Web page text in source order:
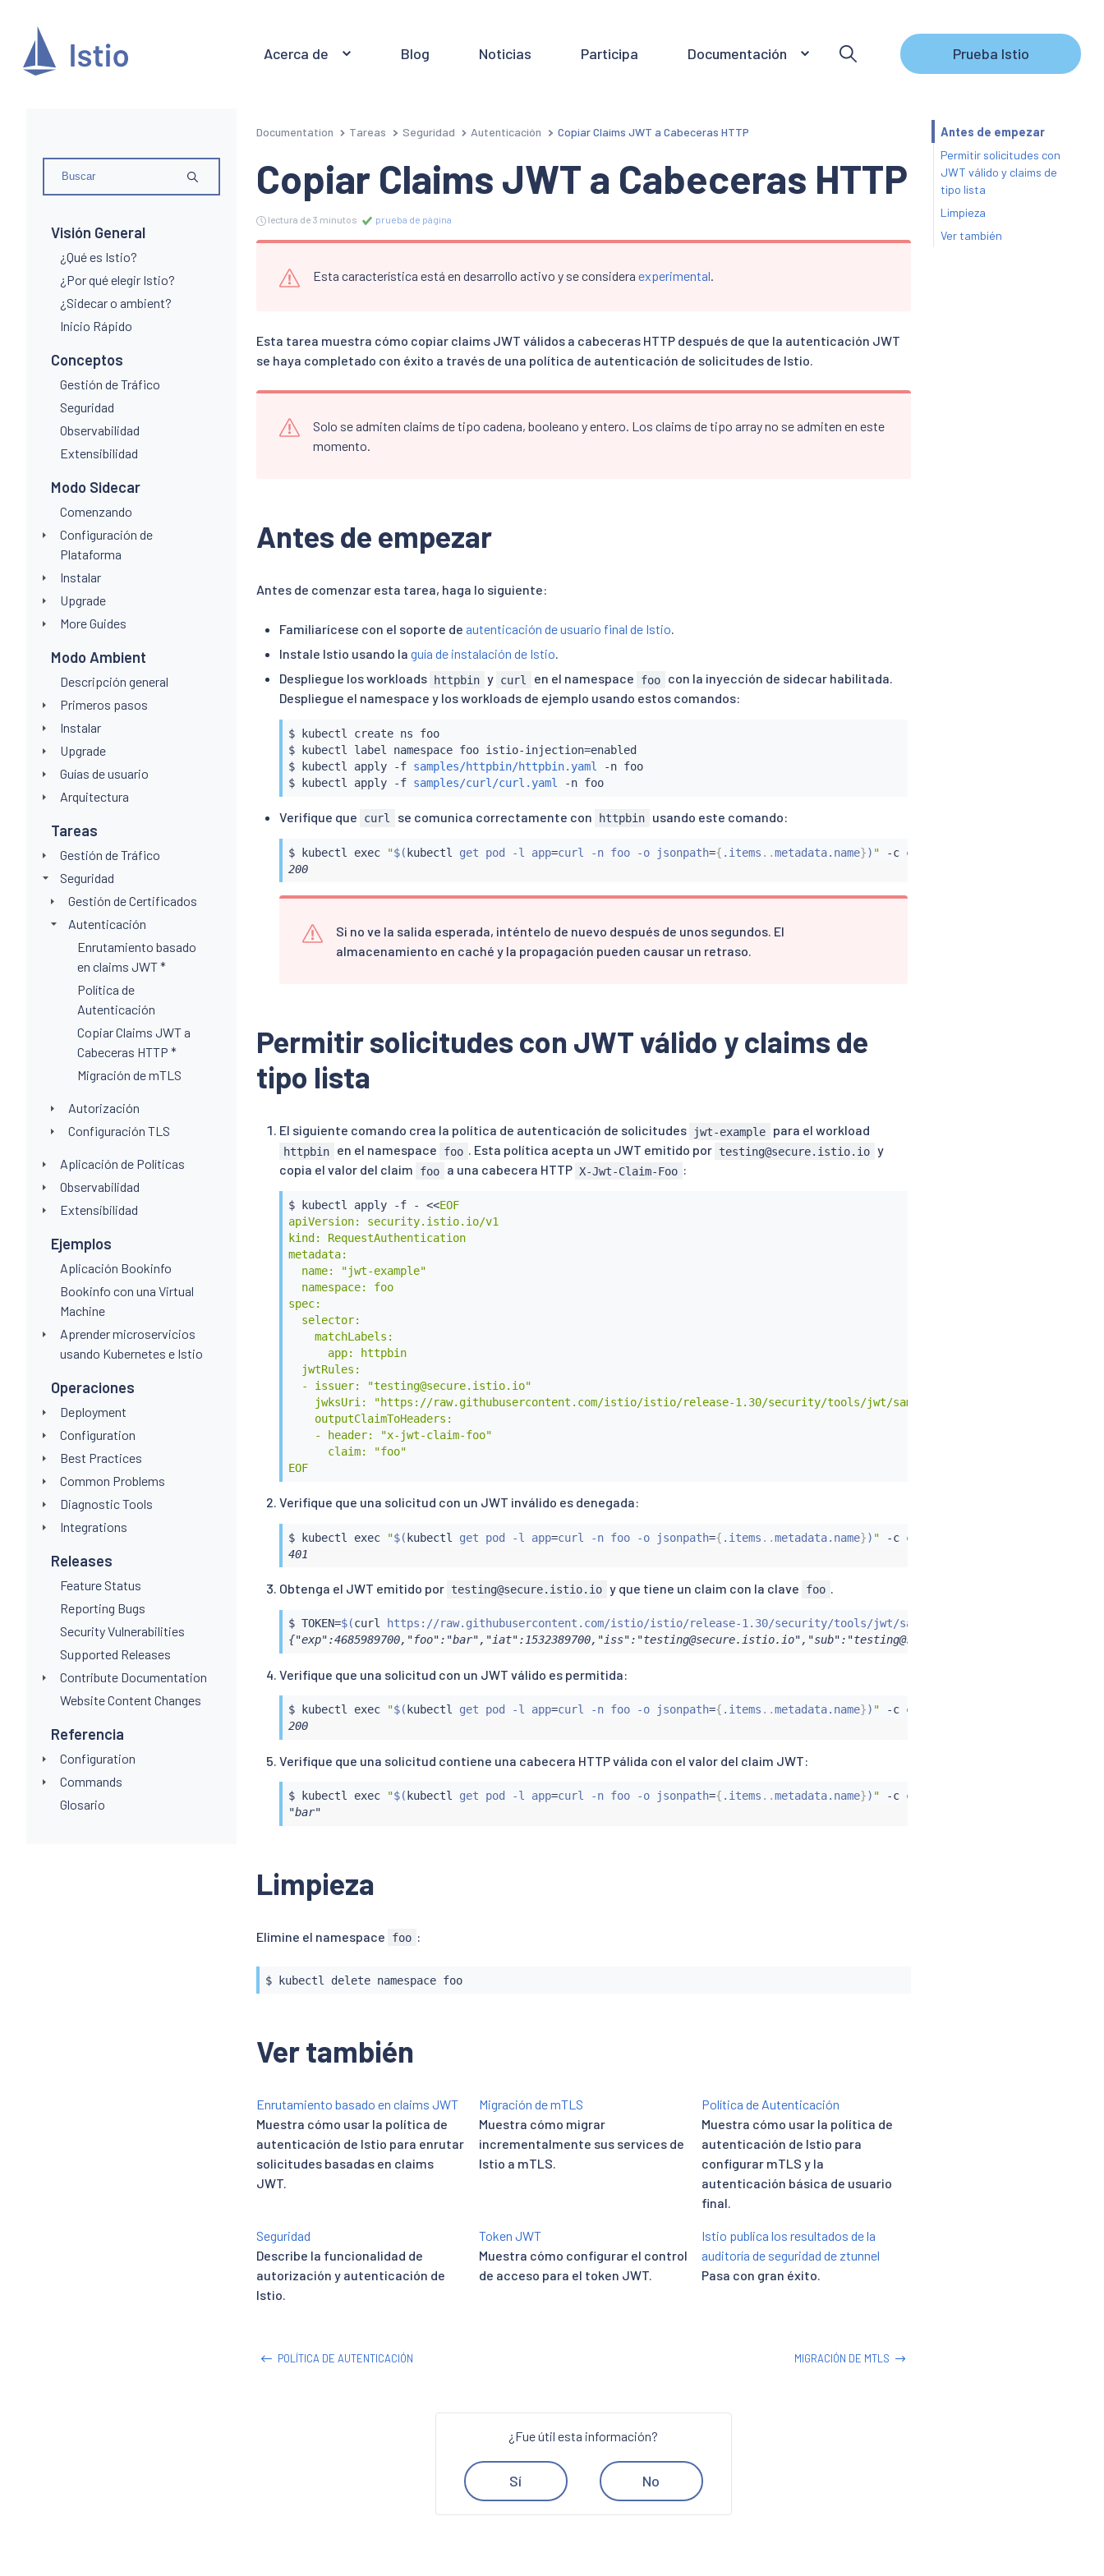
Acerca de Blog Noticias Participa Documentación Prueba Istio
Visión General
¿Qué es Istio?
¿Por qué elegir Istio?
¿Sidecar o ambient?
Inicio Rápido
Conceptos
Gestión de Tráfico
Seguridad
Observabilidad
Extensibilidad
Modo Sidecar
Comenzando
Configuración de
Plataforma
Instalar
Upgrade
More Guides
Modo Ambient
Descripción general
Primeros pasos
Instalar
Upgrade
Guías de usuario
Arquitectura
Tareas
Gestión de Tráfico
Seguridad
Gestión de Certificados
Autenticación
Enrutamiento basado
en claims JWT *
Política de
Autenticación
Copiar Claims JWT a
Cabeceras HTTP *
Migración de mTLS
Autorización
Configuración TLS
Aplicación de Políticas
Observabilidad
Extensibilidad
Ejemplos
Aplicación Bookinfo
Bookinfo con una Virtual
Machine
Aprender microservicios
usando Kubernetes e Istio
Operaciones
Deployment
Configuration
Best Practices
Common Problems
Diagnostic Tools
Integrations
Releases
Feature Status
Reporting Bugs
Security Vulnerabilities
Supported Releases
Contribute Documentation
Website Content Changes
Referencia
Configuration
Commands
Glosario
Documentation Tareas Seguridad Autenticación Copiar Claims JWT a Cabeceras HTTP
Copiar Claims JWT a Cabeceras HTTP
lectura de 3 minutos prueba de página
Esta característica está en desarrollo activo y se considera experimental.
Esta tarea muestra cómo copiar claims JWT válidos a cabeceras HTTP después de que la autenticación JWT
se haya completado con éxito a través de una política de autenticación de solicitudes de Istio.
Solo se admiten claims de tipo cadena, booleano y entero. Los claims de tipo array no se admiten en este
momento.
Antes de empezar
Antes de comenzar esta tarea, haga lo siguiente:
Familiarícese con el soporte de autenticación de usuario final de Istio
Instale Istio usando la guía de instalación de Istio.
Despliegue los workloads httpbin y curl en el namespace foo
con la inyección de sidecar habilitada.
Despliegue el namespace y los workloads de ejemplo usando estos comandos:
$ kubectl
create ns foo
$
kubectl label namespace foo istio-injection=enabled
$
kubectl apply -f samples/httpbin/httpbin.yaml
-n foo
$
kubectl apply -f samples/curl/curl.yaml -n foo
Verifique que curl se comunica correctamente con httpbin usando este comando:
$ kubectl exec "$(kubectl get pod -l app=curl -n foo -o jsonpath={ .items ..metadata.name}) " -c curl
200
Si no ve la salida esperada, inténtelo de nuevo después de unos segundos. El
almacenamiento en caché y la propagación pueden causar un retraso.
Permitir solicitudes con JWT válido y claims de
tipo lista
El siguiente comando crea la política de autenticación de solicitudes jwt-example para el workload
httpbin en el namespace foo . Esta política acepta un JWT emitido por testing@secure.istio.io y
copia el valor del claim
foo a una cabecera HTTP X-Jwt-Claim-Foo :
$ kubectl apply -f - <<EOF
apiVersion: security.istio.io/v1
kind: RequestAuthentication
metadata:
  name: "jwt-example"
  namespace: foo
spec:
  selector:
    matchLabels:
      app: httpbin
  jwtRules:
  - issuer: "testing@secure.istio.io"
    jwksUri: "https://raw.githubusercontent.com/istio/istio/release-1.30/security/tools/jwt/samples/jwks.json"
    outputClaimToHeaders:
    - header: "x-jwt-claim-foo"
      claim: "foo"
EOF
Verifique que una solicitud con un JWT inválido es denegada:
$ kubectl exec "$(kubectl get pod -l app=curl -n foo -o jsonpath={ .items ..metadata.name}) " -c curl
401
Obtenga el JWT emitido por testing@secure.istio.io y que tiene un claim con la clave foo .
$ TOKEN=$(curl https://raw.githubusercontent.com/istio/istio/release-1.30/security/tools/jwt/samples/demo.jwt -s
{"exp":4685989700,"foo":"bar","iat":1532389700,"iss":"testing@secure.istio.io","sub":"testing@secure.istio.io"}
Verifique que una solicitud con un JWT válido es permitida:
$ kubectl exec "$( kubectl get pod -l app=curl -n foo -o jsonpath={ .items ..metadata.name}) " -c curl
200
Verifique que una solicitud contiene una cabecera HTTP válida con el valor del claim JWT:
$ kubectl exec "$( kubectl get pod -l app=curl -n foo -o jsonpath={ .items ..metadata.name}) " -c curl
"bar"
Limpieza
Elimine el namespace foo :
$ kubectl delete namespace foo
Ver también
Enrutamiento basado en claims JWT
Muestra cómo usar la política de
autenticación de Istio para enrutar
solicitudes basadas en claims
JWT.
Migración de mTLS
Muestra cómo migrar
incrementalmente sus services de
Istio a mTLS.
Política de Autenticación
Muestra cómo usar la política de
autenticación de Istio para
configurar mTLS y la
autenticación básica de usuario
final.
Seguridad
Describe la funcionalidad de
autorización y autenticación de
Istio.
Token JWT
Muestra cómo configurar el control
de acceso para el token JWT.
Istio publica los resultados de la
auditoría de seguridad de ztunnel
Pasa con gran éxito.
POLÍTICA DE AUTENTICACIÓN MIGRACIÓN DE MTLS
¿Fue útil esta información?
Sí No
Antes de empezar
Permitir solicitudes con
JWT válido y claims de
tipo lista
Limpieza
Ver también